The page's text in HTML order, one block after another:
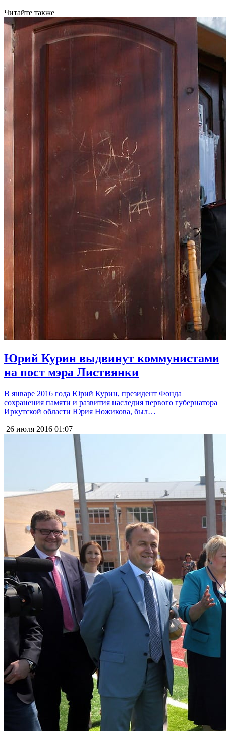
Читайте также
Юрий Курин выдвинут коммунистами
на пост мэра Листвянки
В январе 2016 года Юрий Курин, президент Фонда
сохранения памяти и развития наследия первого губернатора
Иркутской области Юрия Ножикова, был…
26 июля 2016 01:07